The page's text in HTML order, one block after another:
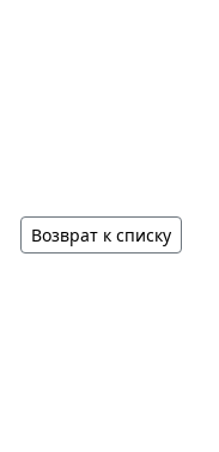
Возврат к списку